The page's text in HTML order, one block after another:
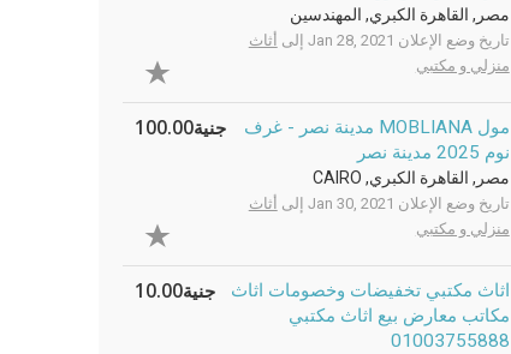
مصر, القاهرة الكبري, المهندسين
تاريخ وضع الإعلان Jan 28, 2021 إلى
أثاث
منزلي و مكتبي
مول MOBLIANA مدينة نصر - غرف
نوم 2025 مدينة نصر
مصر, القاهرة الكبري, CAIRO
تاريخ وضع الإعلان Jan 30, 2021 إلى
أثاث
منزلي و مكتبي
جنية100.00
اثاث مكتبي تخفيضات وخصومات اثاث
مكاتب معارض بيع اثاث مكتبي
01003755888
جنية10.00